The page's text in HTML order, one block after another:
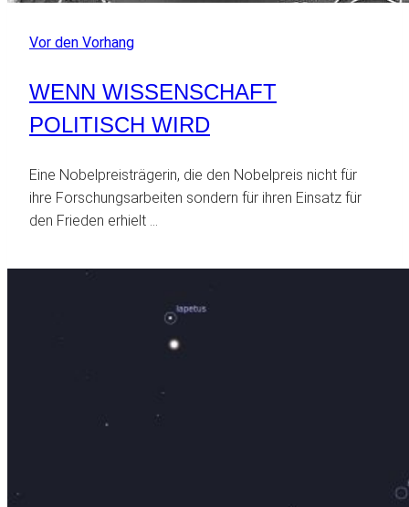
Vor den Vorhang
WENN WISSENSCHAFT
POLITISCH WIRD
Eine Nobelpreisträgerin, die den Nobelpreis nicht für
ihre Forschungsarbeiten sondern für ihren Einsatz für
den Frieden erhielt …